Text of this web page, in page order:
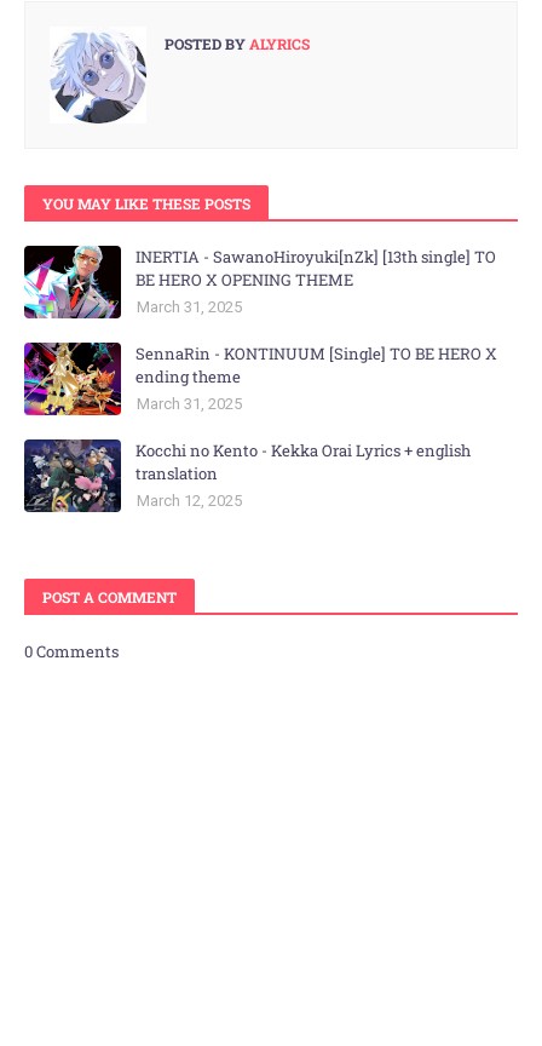
POSTED BYALYRICS
YOU MAY LIKE THESE POSTS
INERTIA - SawanoHiroyuki[nZk] [13th single] TO
BE HERO X OPENING THEME
March 31, 2025
SennaRin - KONTINUUM [Single] TO BE HERO X
ending theme
March 31, 2025
Kocchi no Kento - Kekka Orai Lyrics + english
translation
March 12, 2025
POST A COMMENT
0 Comments